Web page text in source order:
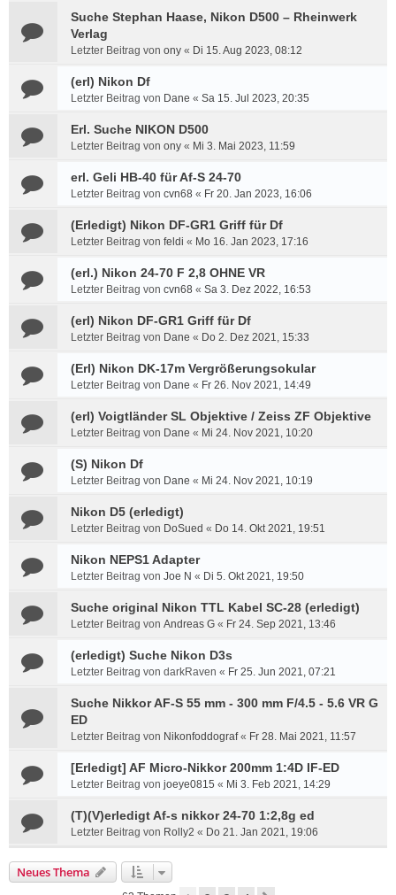
Suche Stephan Haase, Nikon D500 – Rheinwerk
Verlag
Letzter Beitrag von ony « Di 15. Aug 2023, 08:12
(erl) Nikon Df
Letzter Beitrag von Dane « Sa 15. Jul 2023, 20:35
Erl. Suche NIKON D500
Letzter Beitrag von ony « Mi 3. Mai 2023, 11:59
erl. Geli HB-40 für Af-S 24-70
Letzter Beitrag von cvn68 « Fr 20. Jan 2023, 16:06
(Erledigt) Nikon DF-GR1 Griff für Df
Letzter Beitrag von feldi « Mo 16. Jan 2023, 17:16
(erl.) Nikon 24-70 F 2,8 OHNE VR
Letzter Beitrag von cvn68 « Sa 3. Dez 2022, 16:53
(erl) Nikon DF-GR1 Griff für Df
Letzter Beitrag von Dane « Do 2. Dez 2021, 15:33
(Erl) Nikon DK-17m Vergrößerungsokular
Letzter Beitrag von Dane « Fr 26. Nov 2021, 14:49
(erl) Voigtländer SL Objektive / Zeiss ZF Objektive
Letzter Beitrag von Dane « Mi 24. Nov 2021, 10:20
(S) Nikon Df
Letzter Beitrag von Dane « Mi 24. Nov 2021, 10:19
Nikon D5 (erledigt)
Letzter Beitrag von DoSued « Do 14. Okt 2021, 19:51
Nikon NEPS1 Adapter
Letzter Beitrag von Joe N « Di 5. Okt 2021, 19:50
Suche original Nikon TTL Kabel SC-28 (erledigt)
Letzter Beitrag von Andreas G « Fr 24. Sep 2021, 13:46
(erledigt) Suche Nikon D3s
Letzter Beitrag von darkRaven « Fr 25. Jun 2021, 07:21
Suche Nikkor AF-S 55 mm - 300 mm F/4.5 - 5.6 VR G
ED
Letzter Beitrag von Nikonfoddograf« Fr 28. Mai 2021, 11:57
[Erledigt] AF Micro-Nikkor 200mm 1:4D IF-ED
Letzter Beitrag von joeye0815 « Mi 3. Feb 2021, 14:29
(T)(V)erledigt Af-s nikkor 24-70 1:2,8g ed
Letzter Beitrag von Rolly2 « Do 21. Jan 2021, 19:06
Neues Thema